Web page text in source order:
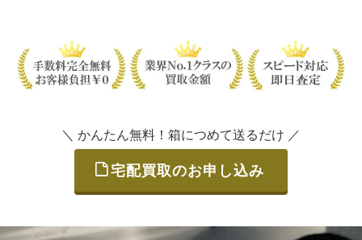
＼ かんたん無料！箱につめて送るだけ ／
宅配買取のお申し込み